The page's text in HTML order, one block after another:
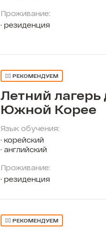
Проживание:
резиденция
👍🏼 РЕКОМЕНДУЕМ
Летний лагерь
Южной Корее
Язык обучения:
корейский
английский
Проживание:
резиденция
👍🏼 РЕКОМЕНДУЕМ